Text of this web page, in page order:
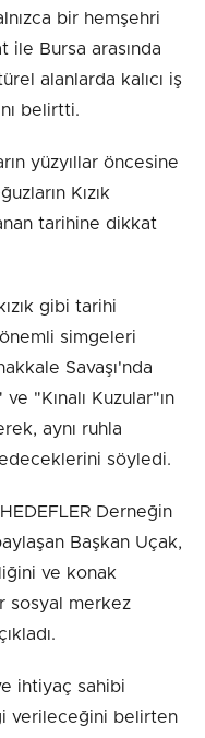
bir hemşehri
ile Bursa arasında
alanlarda kalıcı iş
belirtti.
yüzyıllar öncesine
Kızık
tarihine dikkat
gibi tarihi
simgeleri
Savaşı'nda
"Kınalı Kuzular"ın
aynı ruhla
söyledi.
Derneğin
Başkan Uçak,
ve konak
sosyal merkez
ihtiyaç sahibi
verileceğini belirten